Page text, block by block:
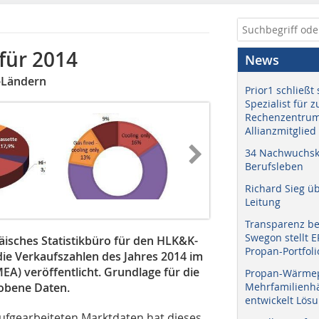
2014
Statistikbüro für den HLK&K-
Verkaufszahlen des Jahres 2014 im
veröffentlicht. Grundlage für die
Daten.
News
Prior1
Spezialist für
Allianzmitglied
34
Berufsleben
Richard Sieg
Leitung
Transparenz
Swegon stellt
Propan-
Propan-
entwickelt